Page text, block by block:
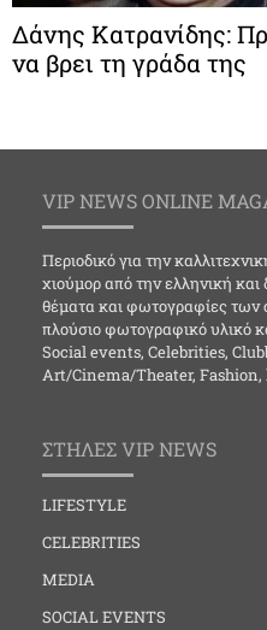
Δάνης Κατρανίδης:
να βρει τη γράδα της
VIP NEWS ONLINE
Περιοδικό για την
χιούμορ από την ελληνική
θέματα και φωτογραφίες
πλούσιο φωτογραφικό υλικό
Social events, Celebrities,
Art/Cinema/Theater,
ΣΤΗΛΕΣ VIP NEWS
LIFESTYLE
CELEBRITIES
MEDIA
SOCIAL EVENTS